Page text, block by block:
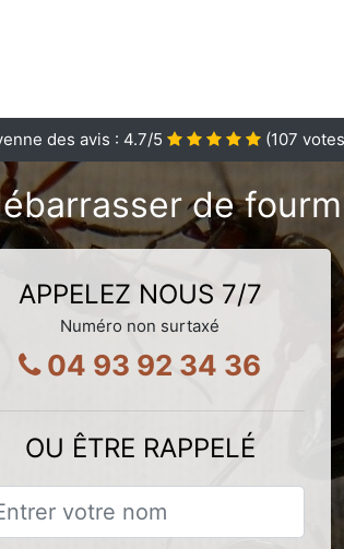
des avis : 4.7/5 (107
de
APPELEZ NOUS 7/7
Numéro non surtaxé
04 93 92 34 36
OU ÊTRE RAPPELÉ